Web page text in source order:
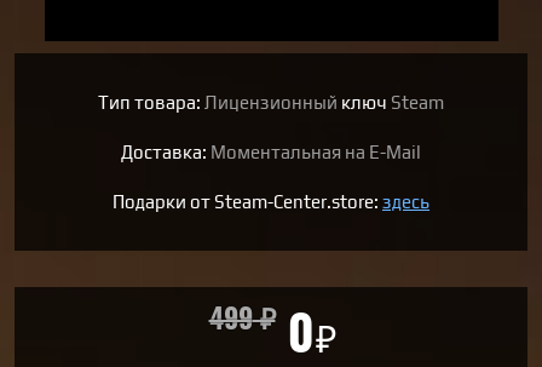
Тип товара: Лицензионный ключ Steam
Доставка: Моментальная на E-Mail
Подарки от Steam-Center.store: здесь
499₽ 0₽